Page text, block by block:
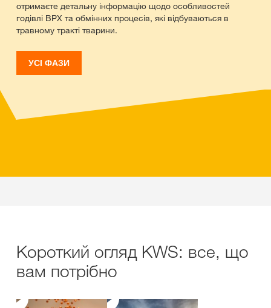
отримаєте детальну інформацію щодо особливостей
годівлі ВРХ та обмінних процесів, які відбуваються в
травному тракті тварини.
УСІ ФАЗИ
Короткий огляд KWS: все, що
вам потрібно